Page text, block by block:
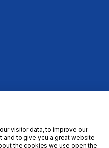
visitor data, to improve our
to give you a great website
the cookies we use open the